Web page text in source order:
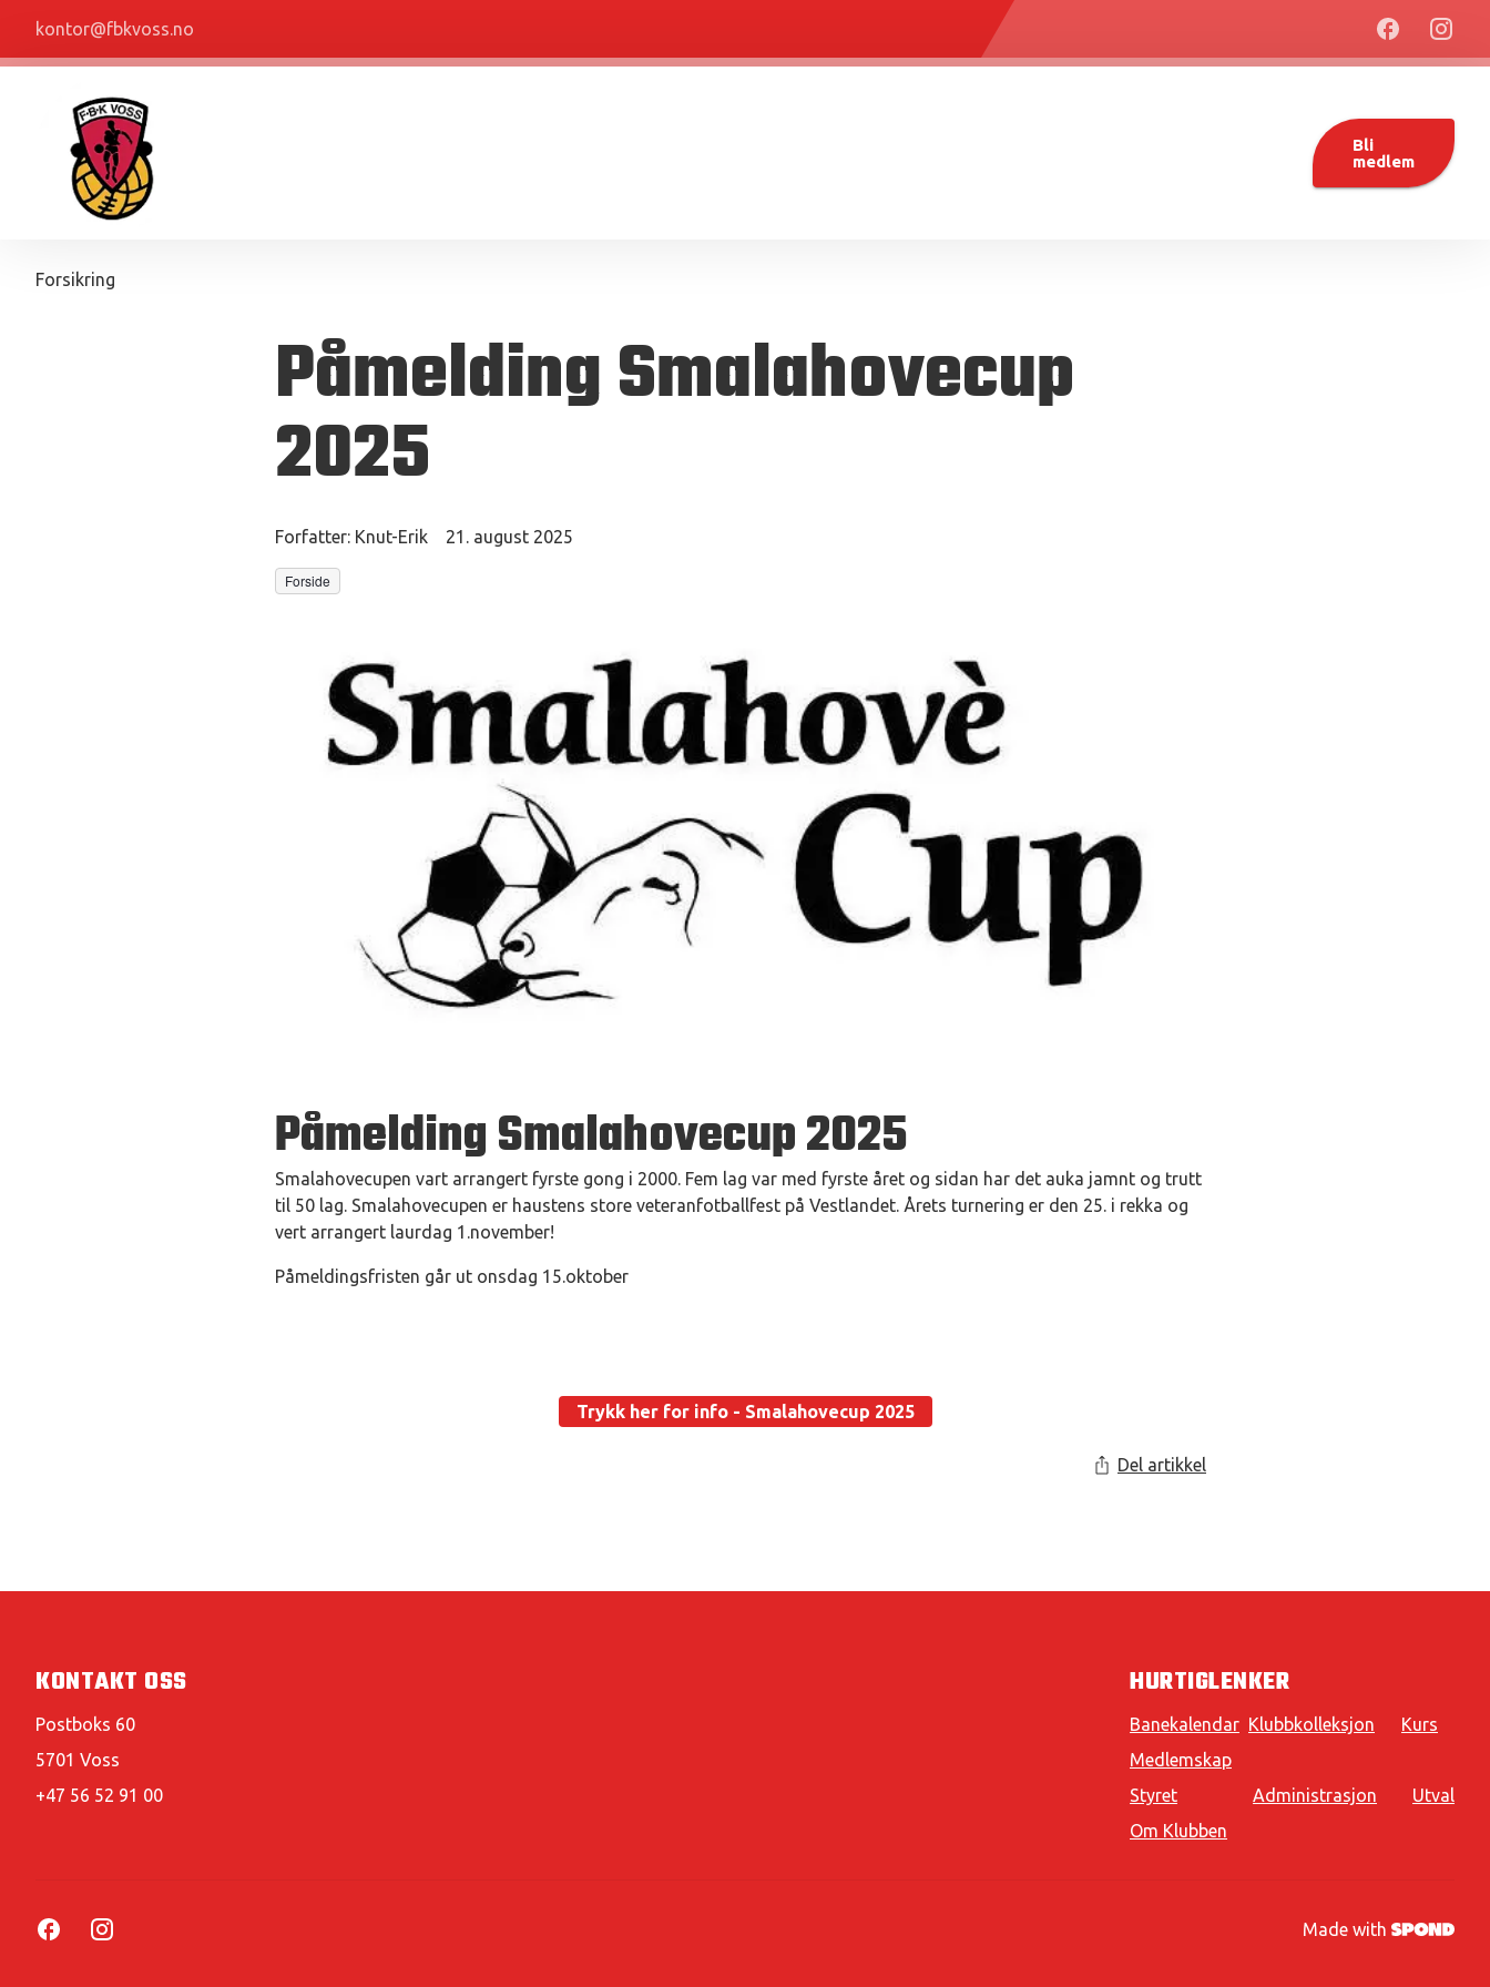
kontor@fbkvoss.no
Bli
medlem
Forsikring
Påmelding Smalahovecup
2025
Forfatter: Knut-Erik 21. august 2025
Forside
Påmelding Smalahovecup 2025
Smalahovecupen vart arrangert fyrste gong i 2000. Fem lag var med fyrste året og sidan har det auka jamnt og trutt
til 50 lag. Smalahovecupen er haustens store veteranfotballfest på Vestlandet. Årets turnering er den 25. i rekka og
vert arrangert laurdag 1.november!
Påmeldingsfristen går ut onsdag 15.oktober
Trykk her for info - Smalahovecup 2025
Del artikkel
KONTAKT OSS
Postboks 60
5701 Voss
+47 56 52 91 00
HURTIGLENKER
Banekalendar Klubbkolleksjon
Kurs
Medlemskap
Styret
Administrasjon
Utval
Om Klubben
Made with